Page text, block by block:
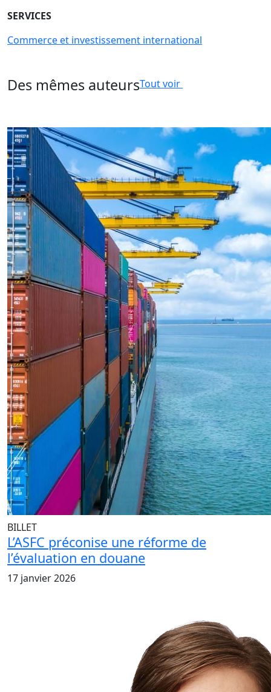
SERVICES
Commerce et investissement international
Des mêmes auteursTout voir
BILLET
L’ASFC préconise une réforme de
l’évaluation en douane
17 janvier 2026